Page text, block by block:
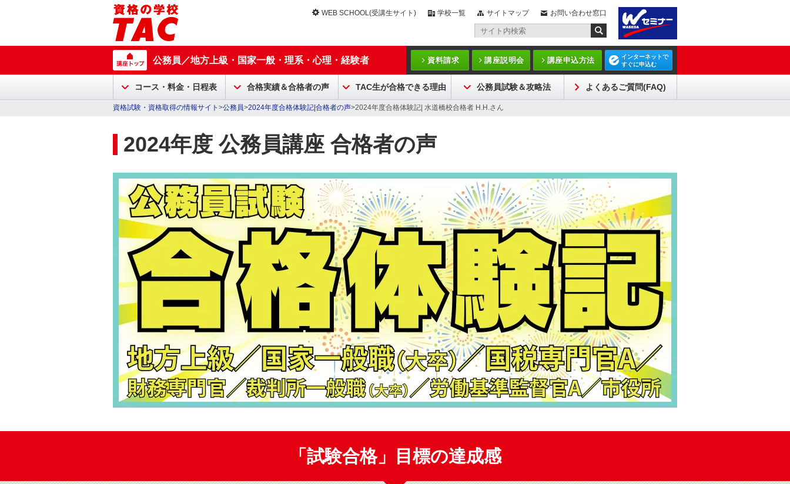
WEB SCHOOL(受講生サイト) 学校一覧 サイトマップ お問い合わせ窓口
公務員／地方上級・国家一般・理系・心理・経験者 資料請求 講座説明会 講座申込方法
インターネットで
すぐに申込む
コース・料金・日程表 合格実績＆合格者の声 TAC生が合格できる理由 公務員試験＆攻略法 よくあるご質問(FAQ)
資格試験・資格取得の情報サイト >公務員>2024年度合格体験記|合格者の声>2024年度合格体験記| 水道橋校合格者 H.H.さん
2024年度 公務員講座 合格者の声
「試験合格」目標の達成感